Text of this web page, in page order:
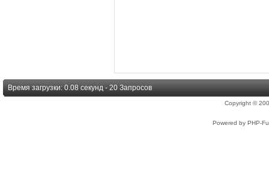
Время загрузки: 0.08 секунд - 20 Запросов
Copyright ©
Powered by PHP-